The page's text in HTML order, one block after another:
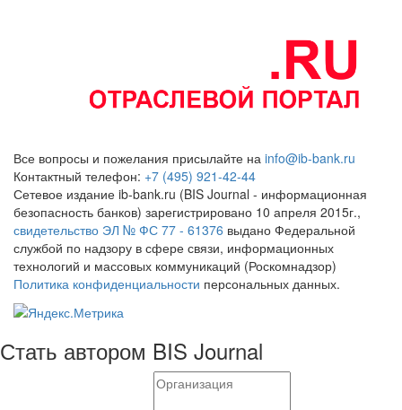
Все вопросы и пожелания присылайте на info@ib-bank.ru
Контактный телефон: +7 (495) 921-42-44
Сетевое издание ib-bank.ru (BIS Journal - информационная
безопасность банков) зарегистрировано 10 апреля 2015г.,
свидетельство ЭЛ № ФС 77 - 61376 выдано Федеральной
службой по надзору в сфере связи, информационных
технологий и массовых коммуникаций (Роскомнадзор)
Политика конфиденциальности персональных данных.
Стать автором BIS Journal